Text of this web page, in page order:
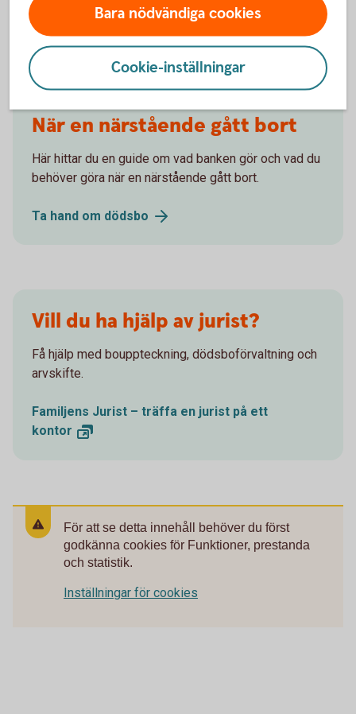
Fullmakterdödsbo
När en närstående gått bort
Här hittar du en guide om vad banken gör och vad du
behöver göra när en närstående gått bort.
Ta hand om dödsbo
Vill du ha hjälp av jurist?
Få hjälp med bouppteckning, dödsboförvaltning och
arvskifte.
Familjens Jurist – träffa en jurist på ett
kontor
För att se detta innehåll behöver du först
godkänna cookies för Funktioner, prestanda
och statistik.
Inställningar för cookies
Bara nödvändiga cookies
Cookie-inställningar